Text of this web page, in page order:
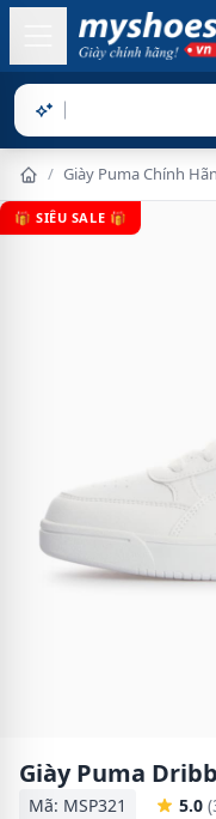
Sản phẩm c
/ Giày Puma Chính
🎁 SIÊU SALE 🎁
Giày Puma
Mã: MSP321 5.0